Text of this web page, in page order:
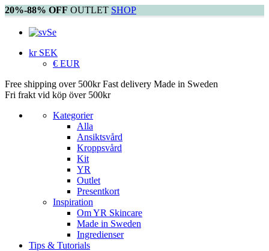
20%-88% OFF OUTLET SHOP
Se
kr SEK
€ EUR
Free shipping over 500krFast delivery Made in Sweden
Fri frakt vid köp över 500kr
Kategorier
Alla
Ansiktsvård
Kroppsvård
Kit
YR
Outlet
Presentkort
Inspiration
Om YR Skincare
Made in Sweden
Ingredienser
Tips & Tutorials